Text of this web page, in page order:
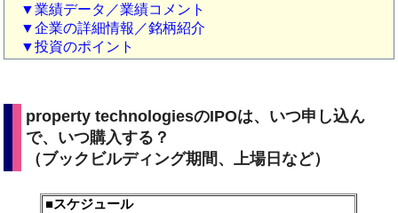
▼業績データ／業績コメント
▼企業の詳細情報／銘柄紹介
▼投資のポイント
property technologiesのIPOは、いつ申し込ん
で、いつ購入する？
（ブックビルディング期間、上場日など）
■スケジュール